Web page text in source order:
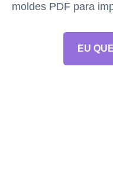
moldes PDF para
EU